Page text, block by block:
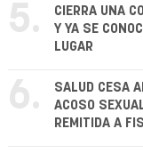
5.
CIERRA UNA
Y YA SE
LUGAR
6.
SALUD CESA
ACOSO
REMITIDA A